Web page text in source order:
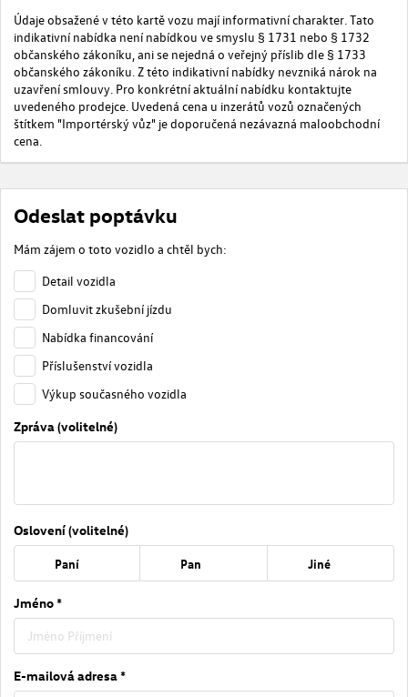
Údaje obsažené v této kartě vozu mají informativní charakter. Tato
indikativní nabídka není nabídkou ve smyslu § 1731 nebo § 1732
občanského zákoníku, ani se nejedná o veřejný příslib dle § 1733
občanského zákoníku. Z této indikativní nabídky nevzniká nárok na
uzavření smlouvy. Pro konkrétní aktuální nabídku kontaktujte
uvedeného prodejce. Uvedená cena u inzerátů vozů označených
štítkem "Importérský vůz" je doporučená nezávazná maloobchodní
cena.
Odeslat poptávku
Mám zájem o toto vozidlo a chtěl bych:
Detail vozidla
Domluvit zkušební jízdu
Nabídka financování
Příslušenství vozidla
Výkup současného vozidla
Zpráva (volitelné)
Oslovení (volitelné)
Paní Pan Jiné
Jméno *
E-mailová adresa *